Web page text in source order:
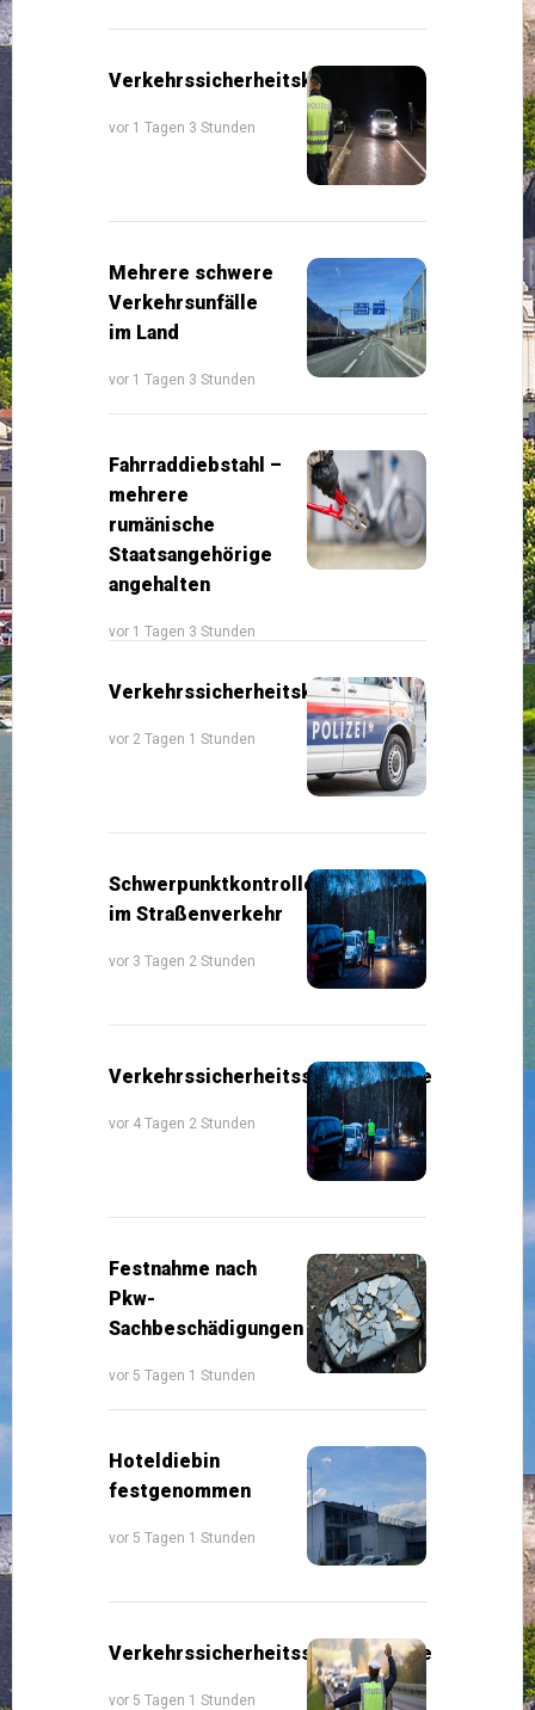
Verkehrssicherheitskontrollen
vor 1 Tagen 3 Stunden
Mehrere schwere
Verkehrsunfälle
im Land
vor 1 Tagen 3 Stunden
Fahrraddiebstahl –
mehrere
rumänische
Staatsangehörige
angehalten
vor 1 Tagen 3 Stunden
Verkehrssicherheitskontrollen
vor 2 Tagen 1 Stunden
Schwerpunktkontrollen
im Straßenverkehr
vor 3 Tagen 2 Stunden
Verkehrssicherheitsschwerpunkte
vor 4 Tagen 2 Stunden
Festnahme nach
Pkw-
Sachbeschädigungen
vor 5 Tagen 1 Stunden
Hoteldiebin
festgenommen
vor 5 Tagen 1 Stunden
Verkehrssicherheitsschwerpunkte
vor 5 Tagen 1 Stunden